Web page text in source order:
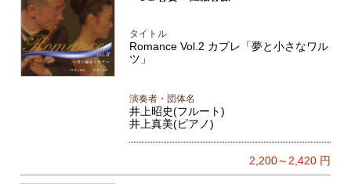
タイトル
Romance Vol.2 カプレ「夢と小さなワル
ツ」
演奏者・団体名
井上昭史(フルート)
井上真美(ピアノ)
2,200～2,420円